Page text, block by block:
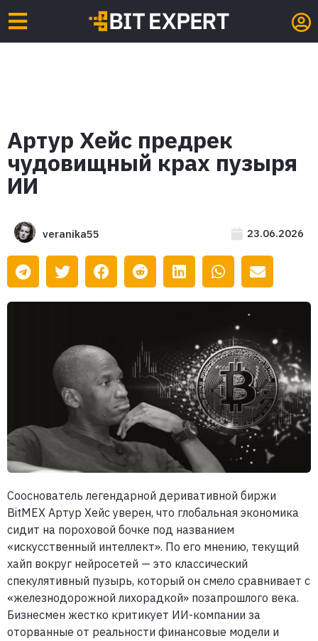
Артур Хейс предрек
чудовищный крах пузыря
ИИ
veranika55 23.06.2026
Сооснователь легендарной деривативной биржи
BitMEX Артур Хейс уверен, что глобальная экономика
сидит на пороховой бочке под названием
«искусственный интеллект». По его мнению, текущий
хайп вокруг нейросетей — это классический
спекулятивный пузырь, который он смело сравнивает с
«железнодорожной лихорадкой» позапрошлого века.
Бизнесмен жестко критикует ИИ-компании за
оторванные от реальности финансовые модели и